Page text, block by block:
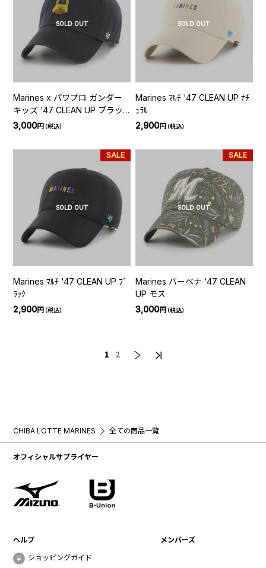
SOLD OUT
Marines x パワプロ ガンダー
キッズ '47 CLEAN UP ブラッ
ク
3,000円（税込）
SOLD OUT
Marines ﾏﾙﾁ '47 CLEAN UP ﾅﾁ
ｭﾗﾙ
2,900円（税込）
SOLD OUT
SALE
Marines ﾏﾙﾁ '47 CLEAN UP ﾌﾞ
ﾗｯｸ
2,900円（税込）
SOLD OUT
SALE
Marines バーベナ '47 CLEAN
UP モス
3,000円（税込）
1 2
CHIBA LOTTE MARINES 全ての商品一覧
オフィシャルサプライヤー
ヘルプ
ショッピングガイド
メンバーズ